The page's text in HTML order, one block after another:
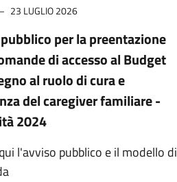
23 LUGLIO 2026
per la preentazione
di accesso al Budget
al ruolo di cura e
del caregiver familiare -
2024
l'avviso pubblico e il modello di